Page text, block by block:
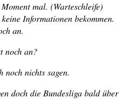
mal. (Warteschleife)
Informationen bekommen.
an.
noch an?
noch nichts sagen.
doch die Bundesliga bald über